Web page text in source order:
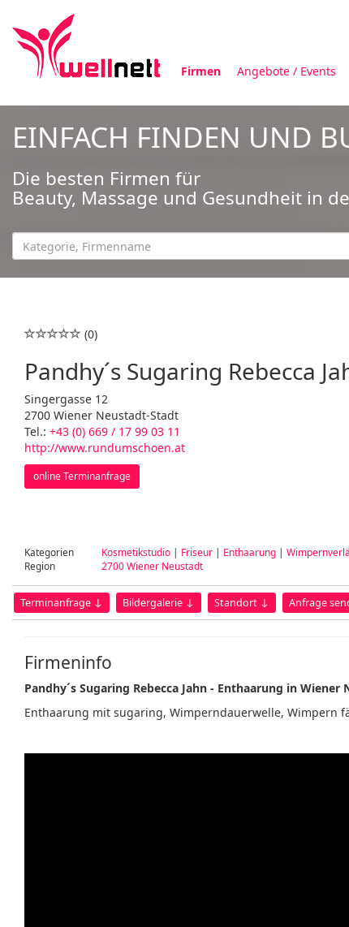
Firmen Angebote / Events
EINFACH FINDEN UND
Die besten Firmen für
Beauty, Massage und Gesundheit in
(0)
Pandhy´s Sugaring Rebecca
Singergasse 12
2700 Wiener Neustadt-Stadt
Tel.: +43 (0) 669 / 17 99 03 11
http://www.rundumschoen.at
online Terminanfrage
Kategorien Kosmetikstudio | Friseur | Enthaarung |
Region
2700 Wiener Neustadt
Terminanfrage ↓ Bildergalerie ↓ Standort ↓ Anfrage
Firmeninfo
Pandhy´s Sugaring Rebecca Jahn - Enthaarung in Wiener
Enthaarung mit sugaring, Wimperndauerwelle, Wimpern